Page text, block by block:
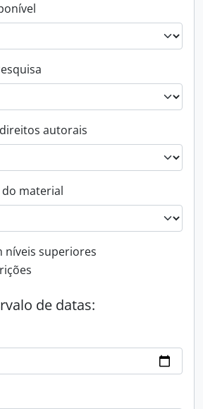
autorais
do material
de nível superior
níveis superiores
de datas: